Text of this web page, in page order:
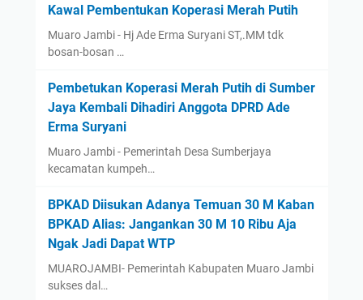
Kawal Pembentukan Koperasi Merah Putih
Muaro Jambi - Hj Ade Erma Suryani ST,.MM tdk
bosan-bosan …
Pembetukan Koperasi Merah Putih di Sumber
Jaya Kembali Dihadiri Anggota DPRD Ade
Erma Suryani
Muaro Jambi - Pemerintah Desa Sumberjaya
kecamatan kumpeh…
BPKAD Diisukan Adanya Temuan 30 M Kaban
BPKAD Alias: Jangankan 30 M 10 Ribu Aja
Ngak Jadi Dapat WTP ‎
‎MUAROJAMBI- Pemerintah Kabupaten Muaro Jambi
sukses dal…